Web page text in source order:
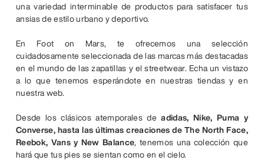
una variedad interminable de productos para satisfacer tus
ansias de estilo urbano y deportivo.
En Foot on Mars, te ofrecemos una selección
cuidadosamente seleccionada de las marcas más destacadas
en el mundo de las zapatillas y el streetwear. Echa un vistazo
a lo que tenemos esperándote en nuestras tiendas y en
nuestra web.
Desde los clásicos atemporales deadidas, Nike, Puma y
Converse, hasta las últimas creaciones de The North Face,
Reebok, Vans y New Balance, tenemos una colección que
hará que tus pies se sientan como en el cielo.